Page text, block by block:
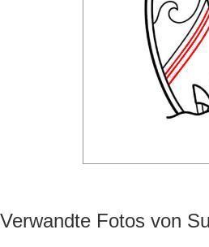
Verwandte Fotos von